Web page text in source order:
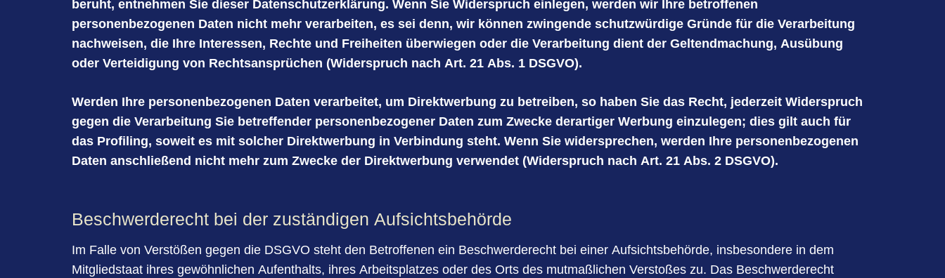
beruht, entnehmen Sie dieser Datenschutzerklärung. Wenn Sie Widerspruch einlegen, werden wir Ihre betroffenen
personenbezogenen Daten nicht mehr verarbeiten, es sei denn, wir können zwingende schutzwürdige Gründe für die Verarbeitung
nachweisen, die Ihre Interessen, Rechte und Freiheiten überwiegen oder die Verarbeitung dient der Geltendmachung, Ausübung
oder Verteidigung von Rechtsansprüchen (Widerspruch nach Art. 21 Abs. 1 DSGVO).
Werden Ihre personenbezogenen Daten verarbeitet, um Direktwerbung zu betreiben, so haben Sie das Recht, jederzeit Widerspruch
gegen die Verarbeitung Sie betreffender personenbezogener Daten zum Zwecke derartiger Werbung einzulegen; dies gilt auch für
das Profiling, soweit es mit solcher Direktwerbung in Verbindung steht. Wenn Sie widersprechen, werden Ihre personenbezogenen
Daten anschließend nicht mehr zum Zwecke der Direktwerbung verwendet (Widerspruch nach Art. 21 Abs. 2 DSGVO).
Beschwerderecht bei der zuständigen Aufsichtsbehörde
Im Falle von Verstößen gegen die DSGVO steht den Betroffenen ein Beschwerderecht bei einer Aufsichtsbehörde, insbesondere in dem
Mitgliedstaat ihres gewöhnlichen Aufenthalts, ihres Arbeitsplatzes oder des Orts des mutmaßlichen Verstoßes zu. Das Beschwerderecht